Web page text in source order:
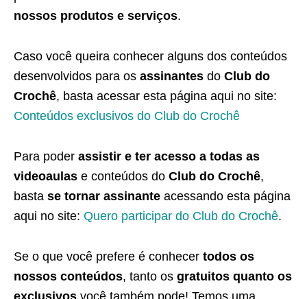
nossos produtos e serviços.
Caso você queira conhecer alguns dos conteúdos
desenvolvidos para os assinantes do Club do
Crochê, basta acessar esta página aqui no site:
Conteúdos exclusivos do Club do Crochê
Para poder assistir e ter acesso a todas as
videoaulas e conteúdos do Club do Crochê,
basta se tornar assinante acessando esta página
aqui no site: Quero participar do Club do Crochê.
Se o que você prefere é conhecer todos os
nossos conteúdos, tanto os gratuitos quanto os